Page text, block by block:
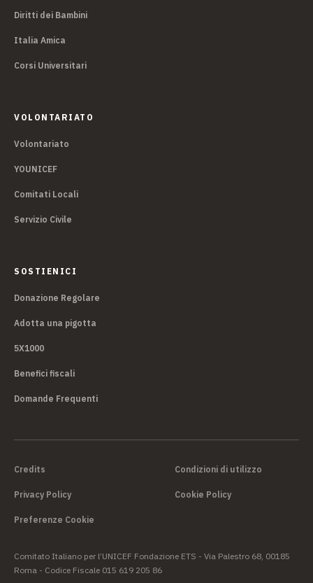
Diritti dei Bambini
Italia Amica
Corsi Universitari
VOLONTARIATO
Volontariato
YOUNICEF
Comitati Locali
Servizio Civile
SOSTIENICI
Donazione Regolare
Adotta una pigotta
5X1000
Benefici fiscali
Domande Frequenti
Credits Condizioni di utilizzo
Privacy Policy Cookie Policy
Preferenze Cookie
Comitato Italiano per l’UNICEF Fondazione ETS - Via Palestro 68, 00185
Roma - Codice Fiscale 015 619 205 86